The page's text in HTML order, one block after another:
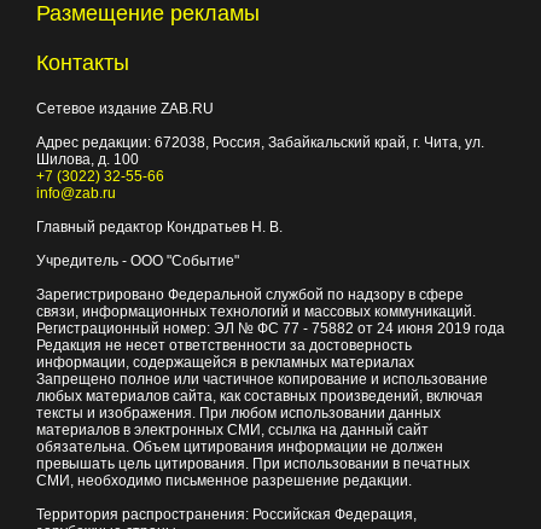
Размещение рекламы
Контакты
Сетевое издание ZAB.RU
Адрес редакции: 672038, Россия, Забайкальский край, г. Чита, ул.
Шилова, д. 100
+7 (3022) 32-55-66
info@zab.ru
Главный редактор Кондратьев Н. В.
Учредитель - ООО "Событие"
Зарегистрировано Федеральной службой по надзору в сфере
связи, информационных технологий и массовых коммуникаций.
Регистрационный номер: ЭЛ № ФС 77 - 75882 от 24 июня 2019 года
Редакция не несет ответственности за достоверность
информации, содержащейся в рекламных материалах
Запрещено полное или частичное копирование и использование
любых материалов сайта, как составных произведений, включая
тексты и изображения. При любом использовании данных
материалов в электронных СМИ, ссылка на данный сайт
обязательна. Объем цитирования информации не должен
превышать цель цитирования. При использовании в печатных
СМИ, необходимо письменное разрешение редакции.
Территория распространения: Российская Федерация,